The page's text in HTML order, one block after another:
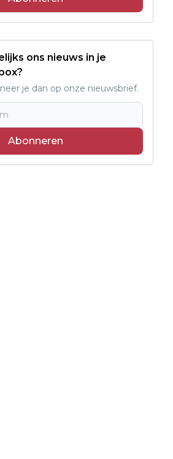
ons nieuws in je
je dan op onze nieuwsbrief.
Abonneren